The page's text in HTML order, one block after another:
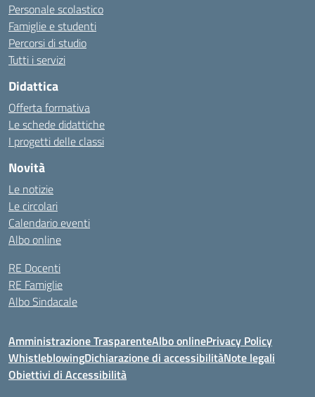
Personale scolastico
Famiglie e studenti
Percorsi di studio
Tutti i servizi
Didattica
Offerta formativa
Le schede didattiche
I progetti delle classi
Novità
Le notizie
Le circolari
Calendario eventi
Albo online
RE Docenti
RE Famiglie
Albo Sindacale
Amministrazione TrasparenteAlbo onlinePrivacy Policy
WhistleblowingDichiarazione di accessibilitàNote legali
Obiettivi di Accessibilità